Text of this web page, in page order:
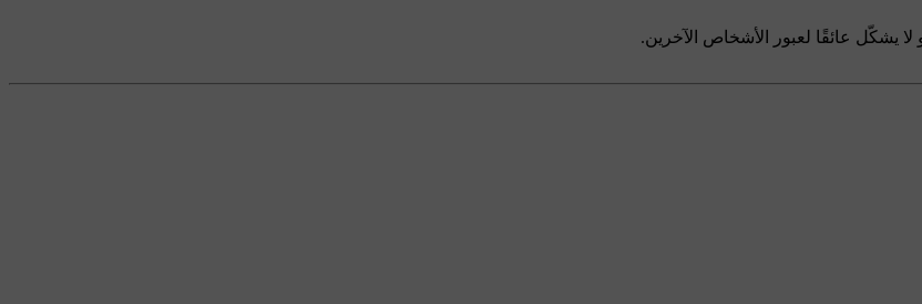
يشكّل عائقًا لعبور الأشخاص الآخرين.